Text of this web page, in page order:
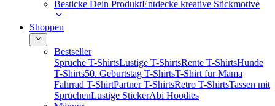
Besticke Dein ProduktEntdecke kreative Stickmotive
Shoppen
Bestseller
Sprüche T-ShirtsLustige T-ShirtsRente T-ShirtsHunde
T-Shirts50. Geburtstag T-ShirtsT-Shirt für Mama
Fahrrad T-ShirtPartner T-ShirtsRetro T-ShirtsTassen mit
SprüchenLustige StickerAbi Hoodies